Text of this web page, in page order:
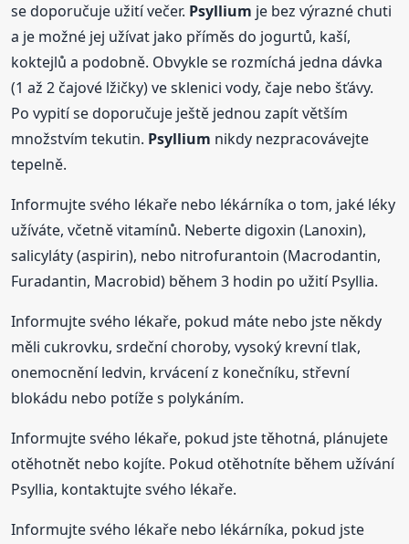
se doporučuje užití večer. Psyllium je bez výrazné chuti
a je možné jej užívat jako příměs do jogurtů, kaší,
koktejlů a podobně. Obvykle se rozmíchá jedna dávka
(1 až 2 čajové lžičky) ve sklenici vody, čaje nebo šťávy.
Po vypití se doporučuje ještě jednou zapít větším
množstvím tekutin. Psyllium nikdy nezpracovávejte
tepelně.
Informujte svého lékaře nebo lékárníka o tom, jaké léky
užíváte, včetně vitamínů. Neberte digoxin (Lanoxin),
salicyláty (aspirin), nebo nitrofurantoin (Macrodantin,
Furadantin, Macrobid) během 3 hodin po užití Psyllia.
Informujte svého lékaře, pokud máte nebo jste někdy
měli cukrovku, srdeční choroby, vysoký krevní tlak,
onemocnění ledvin, krvácení z konečníku, střevní
blokádu nebo potíže s polykáním.
Informujte svého lékaře, pokud jste těhotná, plánujete
otěhotnět nebo kojíte. Pokud otěhotníte během užívání
Psyllia, kontaktujte svého lékaře.
Informujte svého lékaře nebo lékárníka, pokud jste